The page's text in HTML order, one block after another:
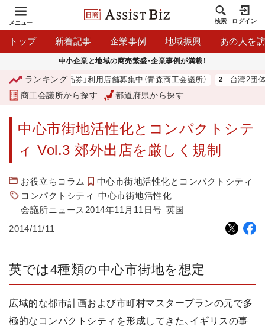
メニュー 検索 ログイン
トップ 新着記事 企業事例 地域振興 あの人を
中小企業と地域の商売繁盛・企業事例が満載！
ランキング
市プレミアム商品券」利用店舗募集中（青森商工会議所） 台湾2団体
商工会議所から探す 都道府県から探す
中心市街地活性化とコンパクトシテ
ィ Vol.3 郊外出店を厳しく規制
お役立ちコラム
中心市街地活性化とコンパクトシティ
コンパクトシティ 中心市街地活性化
会議所ニュース2014年11月11日号 英国
2014/11/11
英では4種類の中心市街地を想定
広域的な都市計画および市町村マスタープランの元で多
極的なコンパクトシティを形成してきた、イギリスの事